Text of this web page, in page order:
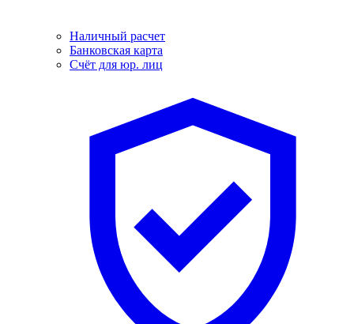
Наличный расчет
Банковская карта
Счёт для юр. лиц